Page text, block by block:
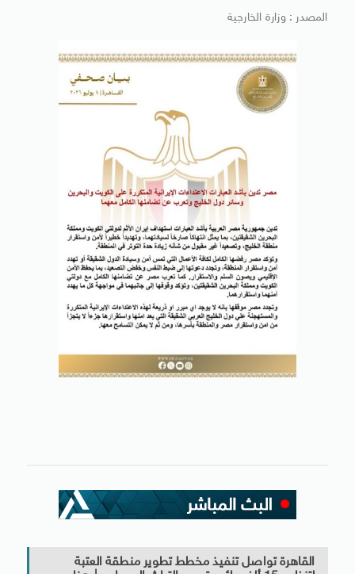
المصدر : وزارة الخارجية
القاهرة تواصل تنفيذ مخطط تطوير منطقة العتبة